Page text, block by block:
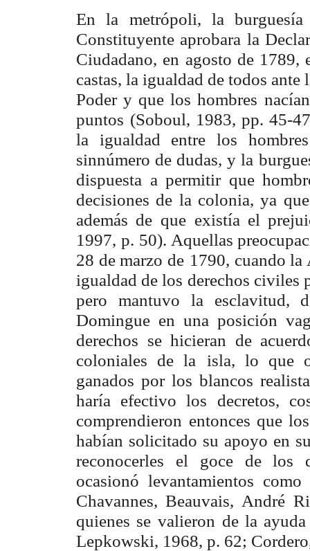
En la metrópoli, la
Constituyente aprobara la
Ciudadano, en agosto de 1789,
castas, la igualdad de todos ante
Poder y que los hombres
puntos (Soboul, 1983, pp. 45-
la igualdad entre los
sinnúmero de dudas, y la
dispuesta a permitir que
decisiones de la colonia, ya que
además de que existía el
1997, p. 50). Aquellas
28 de marzo de 1790, cuando la
igualdad de los derechos civiles
pero mantuvo
la esclavitud,
Domingue en una posición
derechos se hicieran de
coloniales de la
isla, lo que
ganados por los blancos
haría efectivo los decretos,
comprendieron entonces que
habían solicitado su apoyo en
reconocerles el
goce de los
ocasionó levantamientos
Chavannes, Beauvais, André
quienes se valieron de la
Lepkowski, 1968, p. 62;